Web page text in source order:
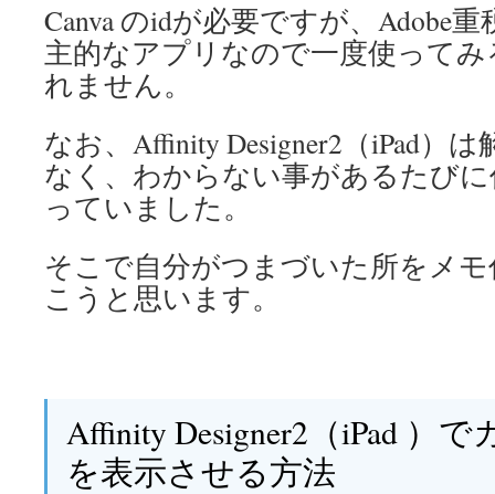
Canva のidが必要ですが、Adobe
主的なアプリなので一度使って
れません。
なお、Affinity Designer2（iPad）
なく、わからない事があるたび
っていました。
そこで自分がつまづいた所をメ
こうと思います。
Affinity Designer2（iPad ）
を表示させる方法